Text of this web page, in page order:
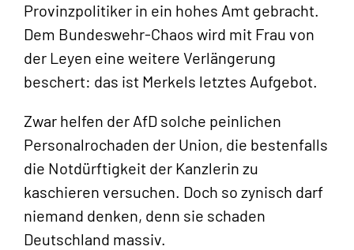
Provinzpolitiker in ein hohes Amt gebracht.
Dem Bundeswehr-Chaos wird mit Frau von
der Leyen eine weitere Verlängerung
beschert: das ist Merkels letztes Aufgebot.
Zwar helfen der AfD solche peinlichen
Personalrochaden der Union, die bestenfalls
die Notdürftigkeit der Kanzlerin zu
kaschieren versuchen. Doch so zynisch darf
niemand denken, denn sie schaden
Deutschland massiv.